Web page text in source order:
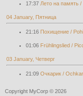
17:37 Лето на память /
04 January, Пятница
21:16 Похищение /
01:06 Frühlingslied /
03 January, Четверг
21:09 Очкарик /
Copyright MyCorp © 2026